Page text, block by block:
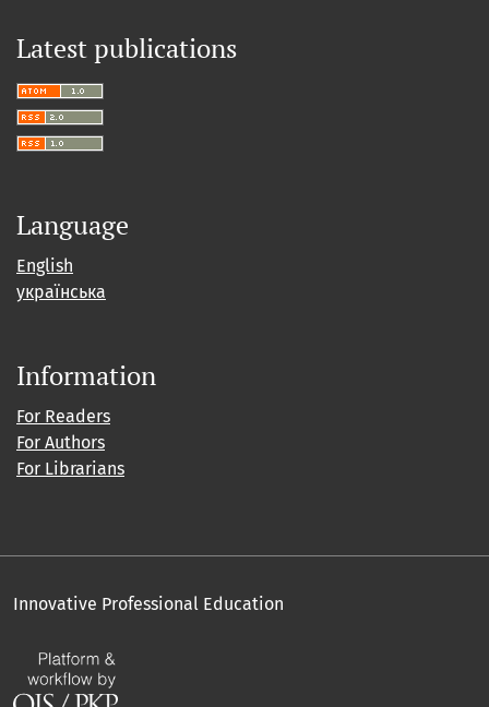
Latest publications
Language
English
українська
Information
For Readers
For Authors
For Librarians
Innovative Professional Education